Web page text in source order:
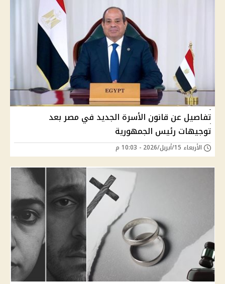
تفاصيل عن قانون الأسرة الجديد في مصر بعد
توجيهات رئيس الجمهورية
الأربعاء 15/أبريل/2026 - 10:03 م